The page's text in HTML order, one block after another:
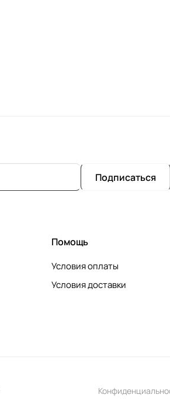
Подписаться
Помощь
Условия оплаты
Условия доставки